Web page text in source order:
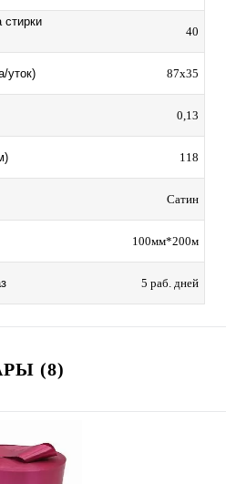
стирки
40
уток) 87х35
0,13
118
Сатин
100мм*200м
5 раб. дней
(8)